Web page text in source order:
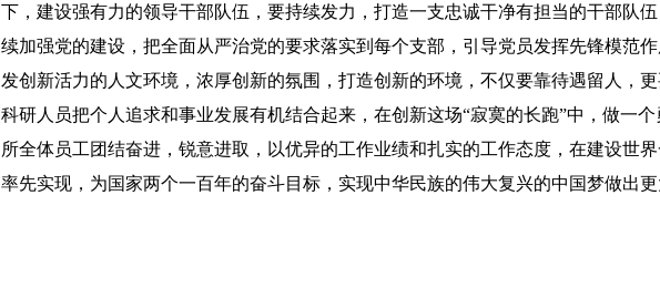
下，建设强有力的领导干部队伍，要持续发力，打造一支忠诚干净有担当的干部队
续加强党的建设，把全面从严治党的要求落实到每个支部，引导党员发挥先锋模范
发创新活力的人文环境，浓厚创新的氛围，打造创新的环境，不仅要靠待遇留人，
科研人员把个人追求和事业发展有机结合起来，在创新这场“寂寞的长跑”中，做一
所全体员工团结奋进，锐意进取，以优异的工作业绩和扎实的工作态度，在建设世
率先实现，为国家两个一百年的奋斗目标，实现中华民族的伟大复兴的中国梦做出更